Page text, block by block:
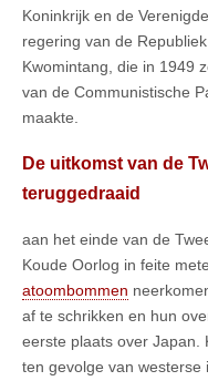
Koninkrijk en de
regering van de
Kwomintang, die in 1949
van de Communistische
maakte.
De uitkomst van de
teruggedraaid
aan het einde van de
Koude Oorlog in feite
atoombommen
af te schrikken en hun
eerste plaats over Japan.
ten gevolge van westerse